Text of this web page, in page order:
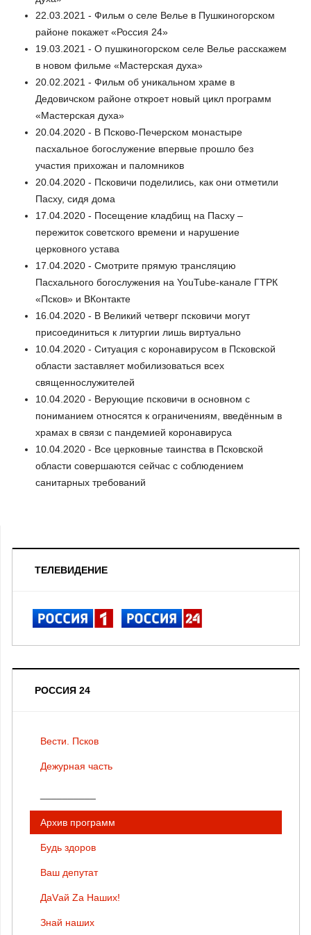
22.03.2021 - Фильм о селе Велье в Пушкиногорском
районе покажет «Россия 24»
19.03.2021 - О пушкиногорском селе Велье расскажем
в новом фильме «Мастерская духа»
20.02.2021 - Фильм об уникальном храме в
Дедовичском районе откроет новый цикл программ
«Мастерская духа»
20.04.2020 - В Псково-Печерском монастыре
пасхальное богослужение впервые прошло без
участия прихожан и паломников
20.04.2020 - Псковичи поделились, как они отметили
Пасху, сидя дома
17.04.2020 - Посещение кладбищ на Пасху –
пережиток советского времени и нарушение
церковного устава
17.04.2020 - Смотрите прямую трансляцию
Пасхального богослужения на YouTube-канале ГТРК
«Псков» и ВКонтакте
16.04.2020 - В Великий четверг псковичи могут
присоединиться к литургии лишь виртуально
10.04.2020 - Ситуация с коронавирусом в Псковской
области заставляет мобилизоваться всех
священнослужителей
10.04.2020 - Верующие псковичи в основном с
пониманием относятся к ограничениям, введённым в
храмах в связи с пандемией коронавируса
10.04.2020 - Все церковные таинства в Псковской
области совершаются сейчас с соблюдением
санитарных требований
ТЕЛЕВИДЕНИЕ
РОССИЯ 24
Вести. Псков
Дежурная часть
Архив программ
Будь здоров
Ваш депутат
ДаVай Zа Наших!
Знай наших